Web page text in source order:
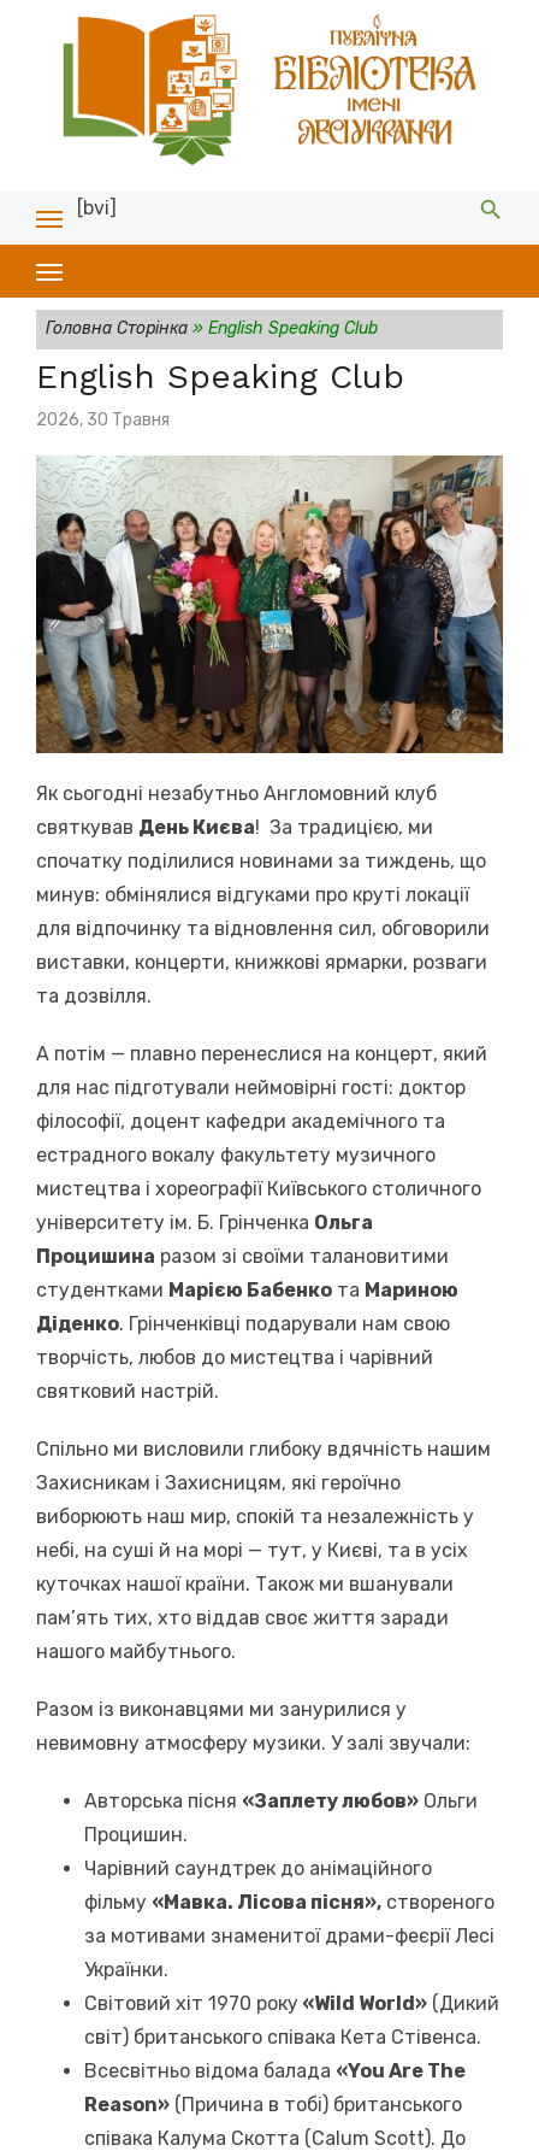
[bvi]
Головна Сторінка» English Speaking Club
English Speaking Club
Posted
2026, 30 Травня
Як сьогодні незабутньо Англомовний клуб
святкував День Києва! За традицією, ми
спочатку поділилися новинами за тиждень, що
минув: обмінялися відгуками про круті локації
для відпочинку та відновлення сил, обговорили
виставки, концерти, книжкові ярмарки, розваги
та дозвілля.
А потім — плавно перенеслися на концерт, який
для нас підготували неймовірні гості: доктор
філософії, доцент кафедри академічного та
естрадного вокалу факультету музичного
мистецтва і хореографії Київського столичного
університету ім. Б. Грінченка Ольга
Процишина разом зі своїми талановитими
студентками Марією Бабенко та Мариною
Діденко. Грінченківці подарували нам свою
творчість, любов до мистецтва і чарівний
святковий настрій.
Спільно ми висловили глибоку вдячність нашим
Захисникам і Захисницям, які героїчно
виборюють наш мир, спокій та незалежність у
небі, на суші й на морі — тут, у Києві, та в усіх
куточках нашої країни. Також ми вшанували
пам’ять тих, хто віддав своє життя заради
нашого майбутнього.
Разом із виконавцями ми занурилися у
невимовну атмосферу музики. У залі звучали:
Авторська пісня «Заплету любов» Ольги
Процишин.
Чарівний саундтрек до анімаційного
фільму «Мавка. Лісова пісня», створеного
за мотивами знаменитої драми-феєрії Лесі
Українки.
Світовий хіт 1970 року «Wild World» (Дикий
світ) британського співака Кета Стівенса.
Всесвітньо відома балада «You Are The
Reason» (Причина в тобі) британського
співака Калума Скотта (Calum Scott). До